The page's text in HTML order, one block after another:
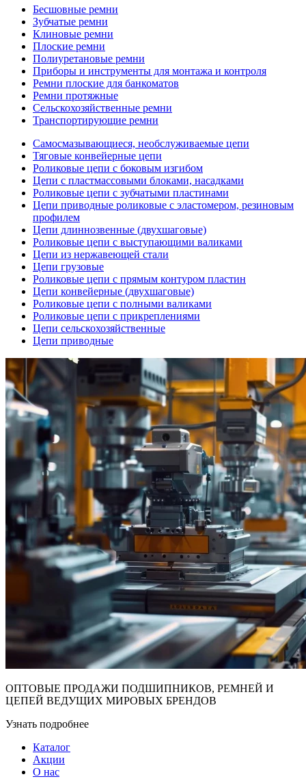
Бесшовные ремни
Зубчатые ремни
Клиновые ремни
Плоские ремни
Полиуретановые ремни
Приборы и инструменты для монтажа и контроля
Ремни плоские для банкоматов
Ремни протяжные
Сельскохозяйственные ремни
Транспортирующие ремни
Самосмазывающиеся, необслуживаемые цепи
Тяговые конвейерные цепи
Роликовые цепи с боковым изгибом
Цепи с пластмассовыми блоками, насадками
Роликовые цепи с зубчатыми пластинами
Цепи приводные роликовые с эластомером, резиновым
профилем
Цепи длиннозвенные (двухшаговые)
Роликовые цепи с выступающими валиками
Цепи из нержавеющей стали
Цепи грузовые
Роликовые цепи с прямым контуром пластин
Цепи конвейерные (двухшаговые)
Роликовые цепи с полными валиками
Роликовые цепи с прикреплениями
Цепи сельскохозяйственные
Цепи приводные
ОПТОВЫЕ ПРОДАЖИ ПОДШИПНИКОВ, РЕМНЕЙ И
ЦЕПЕЙ ВЕДУЩИХ МИРОВЫХ БРЕНДОВ
Узнать подробнее
Каталог
Акции
О нас